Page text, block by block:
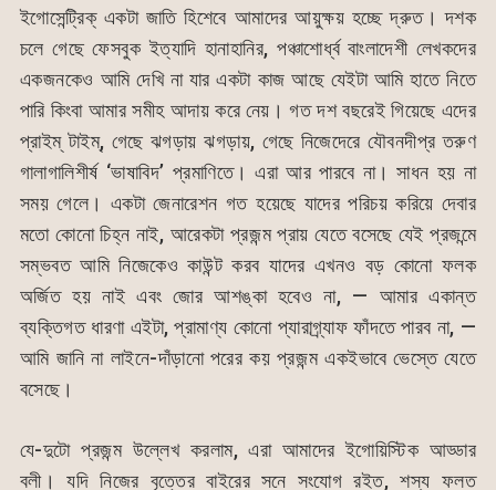
ইগোসেন্ট্রিক্ একটা জাতি হিশেবে আমাদের আয়ুক্ষয় হচ্ছে দ্রুত। দশক
চলে গেছে ফেসবুক ইত্যাদি হানাহানির, পঞ্চাশোর্ধ্ব বাংলাদেশী লেখকদের
একজনকেও আমি দেখি না যার একটা কাজ আছে যেইটা আমি হাতে নিতে
পারি কিংবা আমার সমীহ আদায় করে নেয়। গত দশ বছরেই গিয়েছে এদের
প্রাইম্ টাইম্, গেছে ঝগড়ায় ঝগড়ায়, গেছে নিজেদেরে যৌবনদীপ্র তরুণ
গালাগালিশীর্ষ ‘ভাষাবিদ’ প্রমাণিতে। এরা আর পারবে না। সাধন হয় না
সময় গেলে। একটা জেনারেশন গত হয়েছে যাদের পরিচয় করিয়ে দেবার
মতো কোনো চিহ্ন নাই, আরেকটা প্রজন্ম প্রায় যেতে বসেছে যেই প্রজন্মে
সম্ভবত আমি নিজেকেও কাউন্ট করব যাদের এখনও বড় কোনো ফলক
অর্জিত হয় নাই এবং জোর আশঙ্কা হবেও না, — আমার একান্ত
ব্যক্তিগত ধারণা এইটা, প্রামাণ্য কোনো প্যারাগ্র্যাফ ফাঁদতে পারব না, —
আমি জানি না লাইনে-দাঁড়ানো পরের কয় প্রজন্ম একইভাবে ভেস্তে যেতে
বসেছে।
যে-দুটো প্রজন্ম উল্লেখ করলাম, এরা আমাদের ইগোয়িস্টিক আড্ডার
বলী। যদি নিজের বৃত্তের বাইরের সনে সংযোগ রইত, শস্য ফলত